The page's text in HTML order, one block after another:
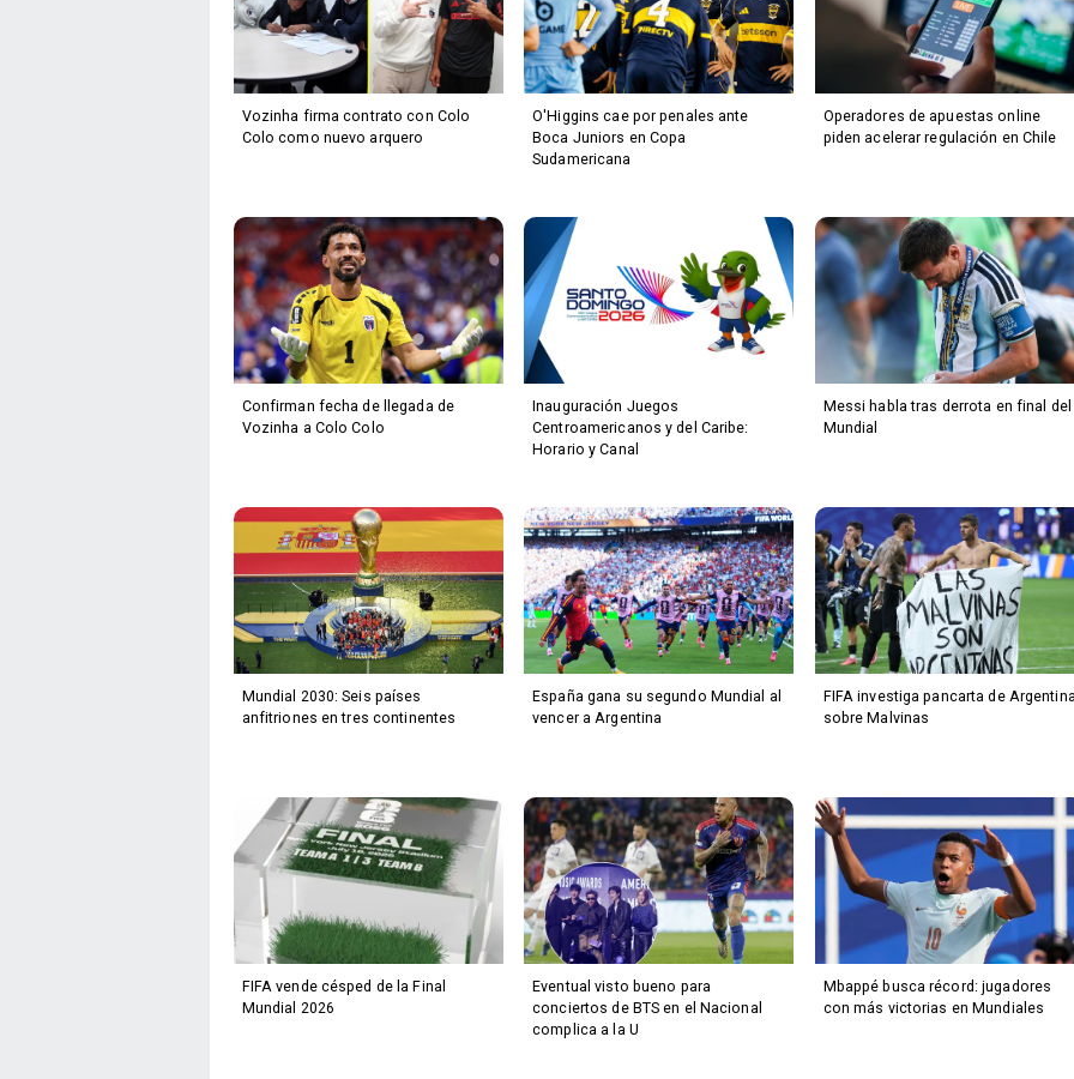
Vozinha firma contrato con Colo
Colo como nuevo arquero
O'Higgins cae por penales ante
Boca Juniors en Copa
Sudamericana
Operadores de apuestas online
piden acelerar regulación en Chile
Confirman fecha de llegada de
Vozinha a Colo Colo
Inauguración Juegos
Centroamericanos y del Caribe:
Horario y Canal
Messi habla tras derrota en final del
Mundial
Mundial 2030: Seis países
anfitriones en tres continentes
España gana su segundo Mundial al
vencer a Argentina
FIFA investiga pancarta de
sobre Malvinas
FIFA vende césped de la Final
Mundial 2026
Eventual visto bueno para
conciertos de BTS en el Nacional
complica a la U
Mbappé busca récord: jugadores
con más victorias en Mundiales